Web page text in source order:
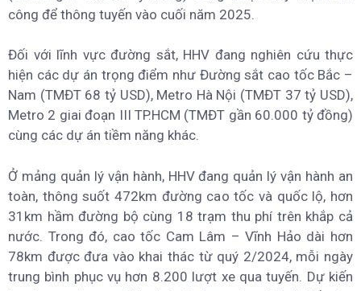
công để thông tuyến vào cuối năm 2025.
Đối với lĩnh vực đường sắt, HHV đang nghiên cứu thực
hiện các dự án trọng điểm như Đường sắt cao tốc Bắc –
Nam (TMĐT 68 tỷ USD), Metro Hà Nội (TMĐT 37 tỷ USD),
Metro 2 giai đoạn III TP.HCM (TMĐT gần 60.000 tỷ đồng)
cùng các dự án tiềm năng khác.
Ở mảng quản lý vận hành, HHV đang quản lý vận hành an
toàn, thông suốt 472km đường cao tốc và quốc lộ, hơn
31km hầm đường bộ cùng 18 trạm thu phí trên khắp cả
nước. Trong đó, cao tốc Cam Lâm – Vĩnh Hảo dài hơn
78km được đưa vào khai thác từ quý 2/2024, mỗi ngày
trung bình phục vụ hơn 8.200 lượt xe qua tuyến. Dự kiến